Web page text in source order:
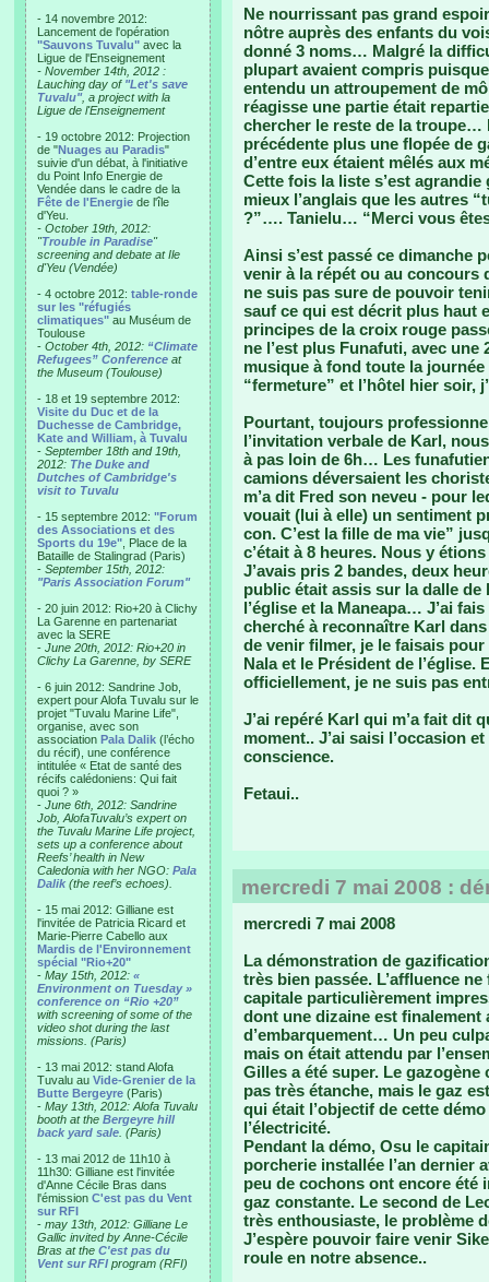
- 14 novembre 2012:
Lancement de l'opération
"Sauvons Tuvalu" avec la
Ligue de l'Enseignement
- November 14th, 2012 :
Lauching day of "Let's save
Tuvalu", a project with la
Ligue de l'Enseignement
- 19 octobre 2012: Projection
de "Nuages au Paradis"
suivie d'un débat, à l'initiative
du Point Info Energie de
Vendée dans le cadre de la
Fête de l'Energie de l'île
d'Yeu.
- October 19th, 2012:
"Trouble in Paradise"
screening and debate at Ile
d'Yeu (Vendée)
- 4 octobre 2012: table-ronde
sur les "réfugiés
climatiques" au Muséum de
Toulouse
- October 4th, 2012: “Climate
Refugees” Conference at
the Museum (Toulouse)
- 18 et 19 septembre 2012:
Visite du Duc et de la
Duchesse de Cambridge,
Kate and William, à Tuvalu
- September 18th and 19th,
2012: The Duke and
Dutches of Cambridge's
visit to Tuvalu
- 15 septembre 2012: "Forum
des Associations et des
Sports du 19e" , Place de la
Bataille de Stalingrad (Paris)
- September 15th, 2012:
"Paris Association Forum"
- 20 juin 2012: Rio+20 à Clichy
La Garenne en partenariat
avec la SERE
- June 20th, 2012: Rio+20 in
Clichy La Garenne, by SERE
- 6 juin 2012: Sandrine Job,
expert pour Alofa Tuvalu sur le
projet "Tuvalu Marine Life",
organise, avec son
association Pala Dalik (l’écho
du récif), une conférence
intitulée « Etat de santé des
récifs calédoniens: Qui fait
quoi ? »
- June 6th, 2012: Sandrine
Job, AlofaTuvalu’s expert on
the Tuvalu Marine Life project,
sets up a conference about
Reefs’ health in New
Caledonia with her NGO: Pala
Dalik (the reef’s echoes).
- 15 mai 2012: Gilliane est
l'invitée de Patricia Ricard et
Marie-Pierre Cabello aux
Mardis de l'Environnement
spécial "Rio+20"
- May 15th, 2012: «
Environment on Tuesday »
conference on “Rio +20”
with screening of some of the
video shot during the last
missions. (Paris)
- 13 mai 2012: stand Alofa
Tuvalu au Vide-Grenier de la
Butte Bergeyre (Paris)
- May 13th, 2012: Alofa Tuvalu
booth at the Bergeyre hill
back yard sale . (Paris)
- 13 mai 2012 de 11h10 à
11h30: Gilliane est l'invitée
d'Anne Cécile Bras dans
l'émission C'est pas du Vent
sur RFI
- may 13th, 2012: Gilliane Le
Gallic invited by Anne-Cécile
Bras at the C'est pas du
Vent sur RFI program (RFI)
Ne nourrissant pas grand
nôtre auprès des enfants du
donné 3 noms… Malgré la
plupart avaient compris
entendu un attroupement de
réagisse une partie était
chercher le reste de la troupe…
précédente plus une flopée de
d’entre eux étaient mêlés aux
Cette fois la liste s’est
mieux l’anglais que les autres
?”…. Tanielu… “Merci vous
Ainsi s’est passé ce dimanche
venir à la répét ou au concours
ne suis pas sure de pouvoir
sauf ce qui est décrit plus haut
principes de la croix rouge
ne l’est plus Funafuti, avec une
musique à fond toute la
“fermeture” et l’hôtel hier soir,
Pourtant, toujours
l’invitation verbale de Karl,
à pas loin de 6h… Les
camions déversaient les
m’a dit Fred son neveu - pour
vouait (lui à elle) un sentiment
con. C’est la fille de ma vie”
c’était à 8 heures. Nous y
J’avais pris 2 bandes, deux
public était assis sur la dalle
l’église et la Maneapa… J’ai
cherché à reconnaître Karl
de venir filmer, je le faisais
Nala et le Président de l’église.
officiellement, je ne suis pas
J’ai repéré Karl qui m’a fait dit
moment.. J’ai saisi l’occasion
conscience.
Fetaui..
mercredi 7 mai 2008 :
mercredi 7 mai 2008
La démonstration de
très bien passée. L’affluence
capitale particulièrement
dont une dizaine est finalement
d’embarquement… Un peu
mais on était attendu par
Gilles a été super. Le
pas très étanche, mais le gaz
qui était l’objectif de cette
l’électricité.
Pendant la démo, Osu le
porcherie installée l’an dernier
peu de cochons ont encore
gaz constante. Le second de
très enthousiaste, le problème
J’espère pouvoir faire venir
roule en notre absence..